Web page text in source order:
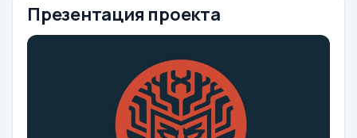
Презентация проекта